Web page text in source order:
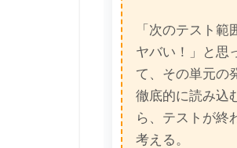
「次のテスト
ヤバい！」と思
て、その単元の
徹底的に読み込
ら、テストが終
考える。